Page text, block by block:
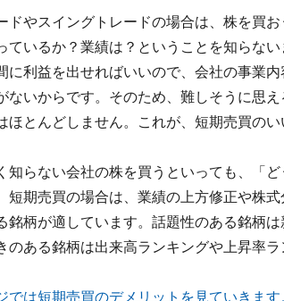
ドやスイングトレードの場合は、株を買
ているか？業績は？ということを知らな
に利益を出せればいいので、会社の事業
ないからです。そのため、難しそうに思
ほとんどしません。これが、短期売買のい
知らない会社の株を買うといっても、「
短期売買の場合は、業績の上方修正や株
銘柄が適しています。話題性のある銘柄
のある銘柄は出来高ランキングや上昇率
では短期売買のデメリットを見ていきます